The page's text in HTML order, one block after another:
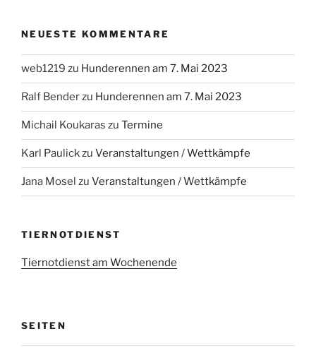
NEUESTE KOMMENTARE
web1219 zu Hunderennen am 7. Mai 2023
Ralf Benderzu Hunderennen am 7. Mai 2023
Michail Koukaras zu Termine
Karl Paulickzu Veranstaltungen / Wettkämpfe
Jana Mosel zu Veranstaltungen / Wettkämpfe
TIERNOTDIENST
Tiernotdienst am Wochenende
SEITEN